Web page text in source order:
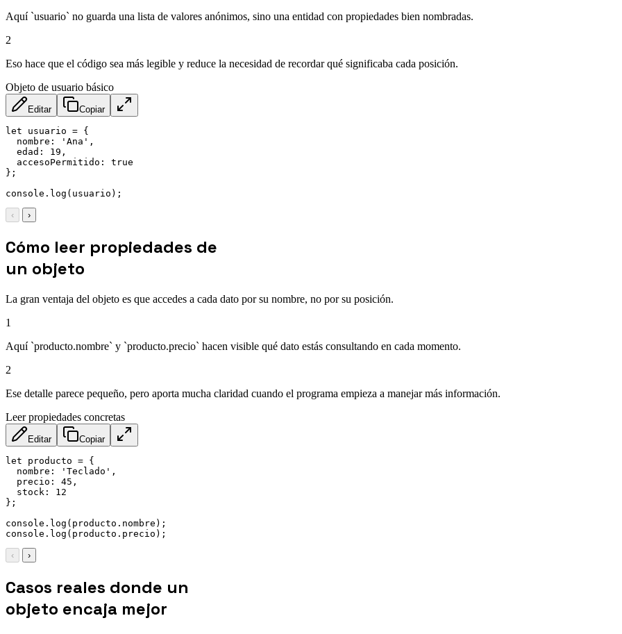
Aquí `usuario` no guarda una lista de valores anónimos, sino una entidad con propiedades bien nombradas.
2
Eso hace que el código sea más legible y reduce la necesidad de recordar qué significaba cada posición.
Objeto de usuario básico
Editar Copiar
let usuario = {
nombre : 'Ana' ,
edad : 19 ,
accesoPermitido :
true
} ;
console . log ( usuario ) ;
‹ ›
Cómo leer propiedades de
un objeto
La gran ventaja del objeto es que accedes a cada dato por su nombre, no por su posición.
1
Aquí `producto.nombre` y `producto.precio` hacen visible qué dato estás consultando en cada momento.
2
Ese detalle parece pequeño, pero aporta mucha claridad cuando el programa empieza a manejar más información.
Leer propiedades concretas
Editar Copiar
let producto = {
nombre : 'Teclado' ,
precio : 45 ,
stock :
12
} ;
console . log ( producto . nombre ) ;
console . log ( producto . precio ) ;
‹ ›
Casos reales donde un
objeto encaja mejor